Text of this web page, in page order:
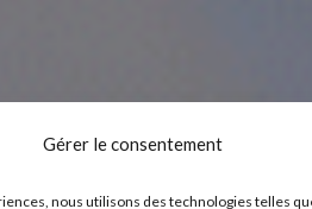
Gérer le consentement
nous utilisons des technologies telles